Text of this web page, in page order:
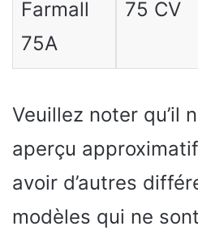
Farmall
75A
75 CV
Veuillez noter qu’il
aperçu
avoir d’autres
modèles qui ne